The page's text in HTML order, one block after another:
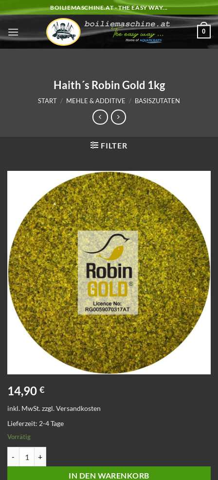
Inhalt
springen
BOILIEMASCHINE.AT - THE EASY WAY...
0
Haith´s Robin Gold 1kg
START / MEHLE & ADDITIVE / BASISZUTATEN
FILTER
14,90 €
inkl. MwSt.zzgl.Versandkosten
Lieferzeit: 2-4 Tage
Vorrätig
IN DEN WARENKORB